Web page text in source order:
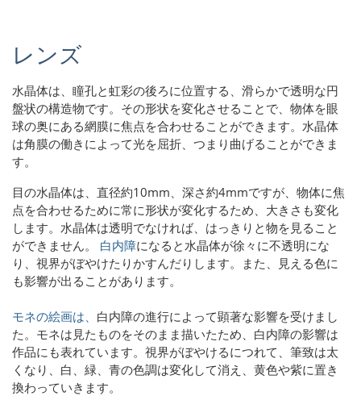
レンズ
水晶体は、瞳孔と虹彩の後ろに位置する、滑らかで透明な円
盤状の構造物です。その形状を変化させることで、物体を眼
球の奥にある網膜に焦点を合わせることができます。水晶体
は角膜の働きによって光を屈折、つまり曲げることができま
す。
目の水晶体は、直径約10mm、深さ約4mmですが、物体に焦
点を合わせるために常に形状が変化するため、大きさも変化
します。水晶体は透明でなければ、はっきりと物を見ること
ができません。 白内障になると水晶体が徐々に不透明にな
り、視界がぼやけたりかすんだりします。また、見える色に
も影響が出ることがあります。
モネの絵画は、 白内障の進行によって顕著な影響を受けまし
た。モネは見たものをそのまま描いたため、白内障の影響は
作品にも表れています。視界がぼやけるにつれて、筆致は太
くなり、白、緑、青の色調は変化して消え、黄色や紫に置き
換わっていきます。